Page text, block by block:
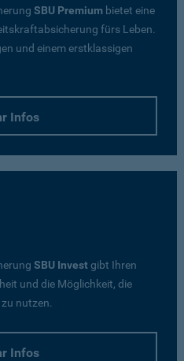
SBU Premium bietet eine
fürs Leben.
und einem erstklassigen
Infos
SBU Investgibt Ihren
und die Möglichkeit, die
nutzen.
Infos